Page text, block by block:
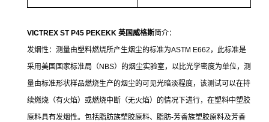
VICTREX ST P45 PEKEKK 英国威格斯简介：
发烟性：测量由塑料燃烧所产生烟尘的标准为ASTM E662，此标准是
采用美国国家标准局（NBS）的烟尘实验室，以比光学密度为单位，测
量由标准形状样品燃烧生产的烟尘的可见光暗淡程度，该测试可以在持
续燃烧（有火焰）或燃烧中断（无火焰）的情况下进行，在塑料中塑胶
原料具有发烟性。包括脂肪族塑胶原料、脂肪-芳香族塑胶原料及芳香